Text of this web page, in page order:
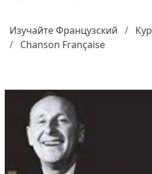
Изучайте Французский
Chanson Française